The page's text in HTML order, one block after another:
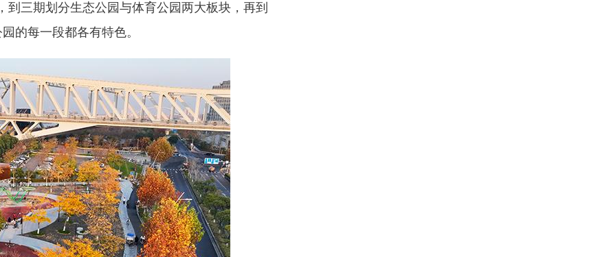
期划分生态公园与体育公园两大板块，再到
的每一段都各有特色。